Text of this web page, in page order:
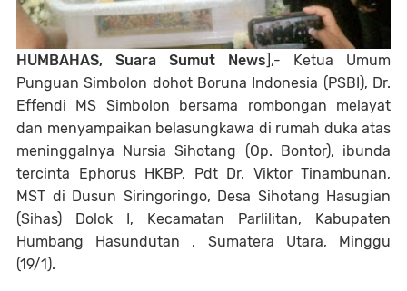
HUMBAHAS, Suara Sumut News],- Ketua Umum
Punguan Simbolon dohot Boruna Indonesia (PSBI), Dr.
Effendi MS Simbolon bersama rombongan melayat
dan menyampaikan belasungkawa di rumah duka atas
meninggalnya Nursia Sihotang (Op. Bontor), ibunda
tercinta Ephorus HKBP, Pdt Dr. Viktor Tinambunan,
MST di Dusun Siringoringo, Desa Sihotang Hasugian
(Sihas) Dolok I, Kecamatan Parlilitan, Kabupaten
Humbang Hasundutan , Sumatera Utara, Minggu
(19/1).